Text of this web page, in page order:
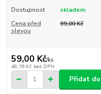
Dostupnost
skladem
Cena před
slevou
99,00 Kč
59,00 Kč/ks
48,76 Kč bez DPH
Přidat